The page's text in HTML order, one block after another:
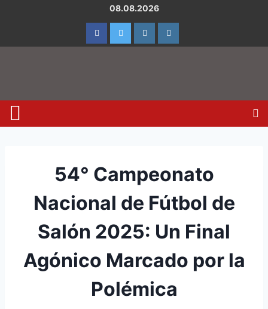
08.08.2026
54° Campeonato
Nacional de Fútbol de
Salón 2025: Un Final
Agónico Marcado por la
Polémica